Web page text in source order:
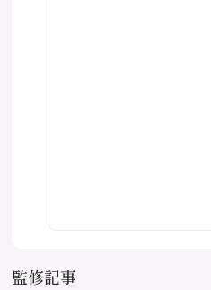
監修記事